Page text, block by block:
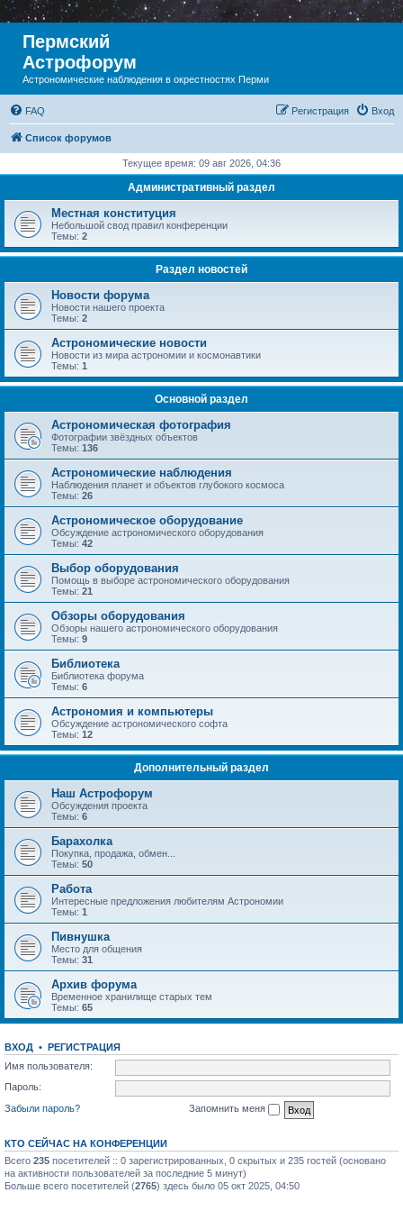
Пермский
Астрофорум
Астрономические наблюдения в окрестностях Перми
FAQ Вход
Регистрация
Список форумов
Текущее время: 09 авг 2026, 04:36
Административный раздел
Местная конституция
Небольшой свод правил конференции
Темы: 2
Раздел новостей
Новости форума
Новости нашего проекта
Темы: 2
Астрономические новости
Новости из мира астрономии и космонавтики
Темы: 1
Основной раздел
Астрономическая фотография
Фотографии звёздных объектов
Темы: 136
Астрономические наблюдения
Наблюдения планет и объектов глубокого космоса
Темы: 26
Астрономическое оборудование
Обсуждение астрономического оборудования
Темы: 42
Выбор оборудования
Помощь в выборе астрономического оборудования
Темы: 21
Обзоры оборудования
Обзоры нашего астрономического оборудования
Темы: 9
Библиотека
Библиотека форума
Темы: 6
Астрономия и компьютеры
Обсуждение астрономического софта
Темы: 12
Дополнительный раздел
Наш Астрофорум
Обсуждения проекта
Темы: 6
Барахолка
Покупка, продажа, обмен...
Темы: 50
Работа
Интересные предложения любителям Астрономии
Темы: 1
Пивнушка
Место для общения
Темы: 31
Архив форума
Временное хранилище старых тем
Темы: 65
ВХОД • РЕГИСТРАЦИЯ
Имя пользователя:
Пароль:
Забыли пароль?
Запомнить меня
КТО СЕЙЧАС НА КОНФЕРЕНЦИИ
Всего 235 посетителей :: 0 зарегистрированных, 0 скрытых и 235 гостей (основано
на активности пользователей за последние 5 минут)
Больше всего посетителей (2765) здесь было 05 окт 2025, 04:50